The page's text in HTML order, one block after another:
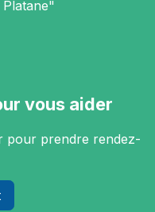
vous aider
pour prendre rendez-